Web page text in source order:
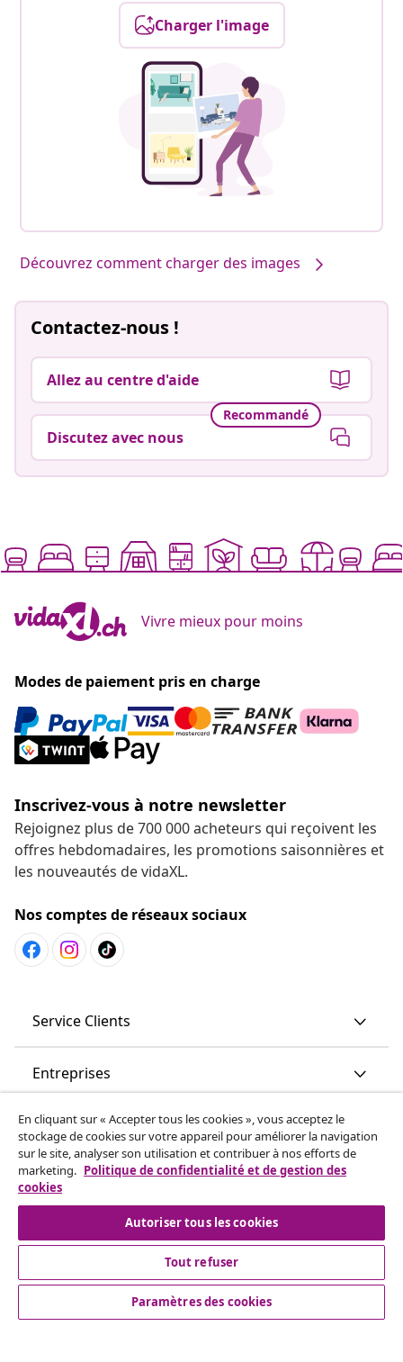
Charger l'image
Découvrez comment charger des images
Contactez-nous !
Allez au centre d'aide
Recommandé
Discutez avec nous
Vivre mieux pour moins
Modes de paiement pris en charge
Inscrivez-vous à notre newsletter
Rejoignez plus de 700 000 acheteurs qui reçoivent les
offres hebdomadaires, les promotions saisonnières et
les nouveautés de vidaXL.
Nos comptes de réseaux sociaux
Service Clients
Entreprises
vidaXL
More content links
© 2008-2026 www.vidaxl.ch est un site web de TM
En cliquant sur « Accepter tous les cookies », vous acceptez le
stockage de cookies sur votre appareil pour améliorer la navigation
sur le site, analyser son utilisation et contribuer à nos efforts de
marketing. Politique de confidentialité et de gestion des
cookies
Autoriser tous les cookies
Tout refuser
Paramètres des cookies